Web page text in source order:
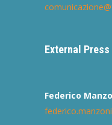
External
Federico